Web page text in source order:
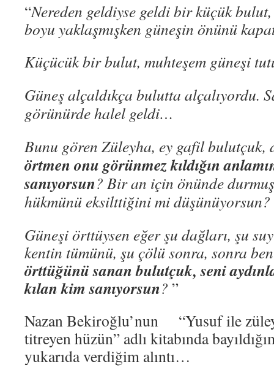
“Nereden geldiyse geldi bir küçük
boyu yaklaşmışken güneşin önünü
Küçücük bir bulut, muhteşem güneşi
Güneş alçaldıkça bulutta alçalıyordu.
görünürde halel geldi…
Bunu gören Züleyha, ey gafil bulutçuk,
örtmen onu görünmez kıldığın
sanıyorsun? Bir an için önünde
hükmünü eksilttiğini mi düşünüyorsun?
Güneşi örttüysen eğer şu dağları, şu
kentin tümünü, şu çölü sonra, sonra
örttüğünü sanan bulutçuk, seni
kılan kim sanıyorsun? ”
Nazan Bekiroğlu’nun “Yusuf ile
titreyen hüzün” adlı kitabında
yukarıda verdiğim alıntı…